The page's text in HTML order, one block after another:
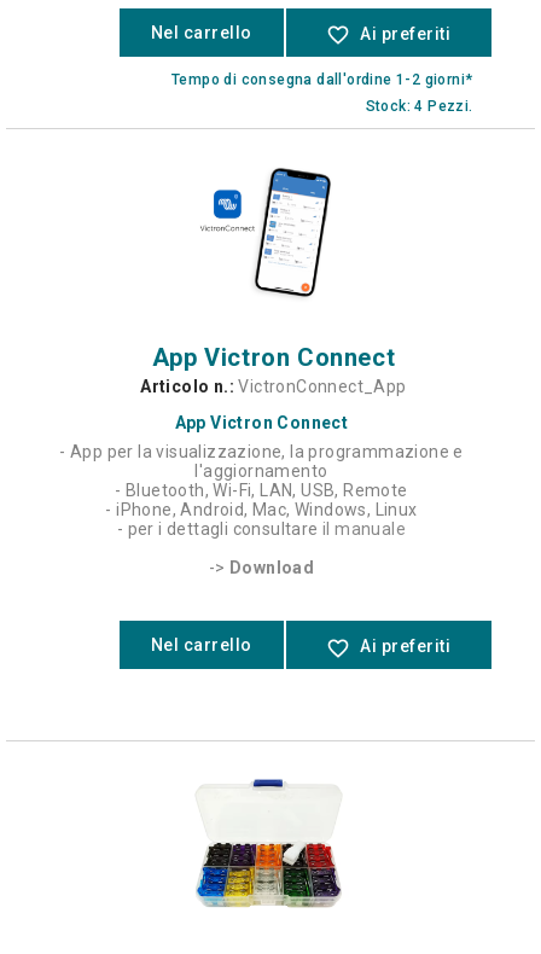
Nel carrello favorite_border Ai preferiti
Tempo di consegna dall'ordine 1-2 giorni*
Stock: 4 Pezzi.
App Victron Connect
Articolo n.: VictronConnect_App
App Victron Connect
- App per la visualizzazione, la programmazione e
l'aggiornamento
- Bluetooth, Wi-Fi, LAN, USB, Remote
- iPhone, Android, Mac, Windows, Linux
- per i dettagli consultareil manuale
-> Download
Nel carrello favorite_border Ai preferiti